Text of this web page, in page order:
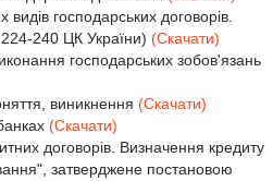
господарських договорів.
224-240 ЦК України) (Скачати)
господарських зобов'язань
виникнення (Скачати)
(Скачати)
договорів. Визначення кредиту
затверджене постановою